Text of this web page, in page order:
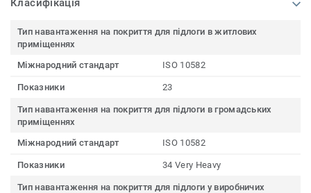
Тип навантаження на покриття для підлоги в житлових
приміщеннях
Міжнародний стандарт
ISO 10582
Показники 23
Тип навантаження на покриття для підлоги в громадських
приміщеннях
Міжнародний стандарт
ISO 10582
Показники 34 Very Heavy
Тип навантаження на покриття для підлоги у виробничих